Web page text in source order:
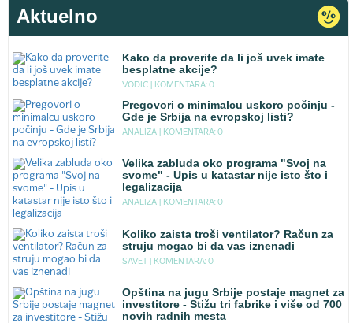
Aktuelno
Kako da proverite da li još uvek imate
besplatne akcije?
VODIC | KOMENTARA: 0
Pregovori o minimalcu uskoro počinju -
Gde je Srbija na evropskoj listi?
ANALIZA | KOMENTARA: 0
Velika zabluda oko programa "Svoj na
svome" - Upis u katastar nije isto što i
legalizacija
ANALIZA | KOMENTARA: 0
Koliko zaista troši ventilator? Račun za
struju mogao bi da vas iznenadi
SAVET | KOMENTARA: 0
Opština na jugu Srbije postaje magnet za
investitore - Stižu tri fabrike i više od 700
novih radnih mesta